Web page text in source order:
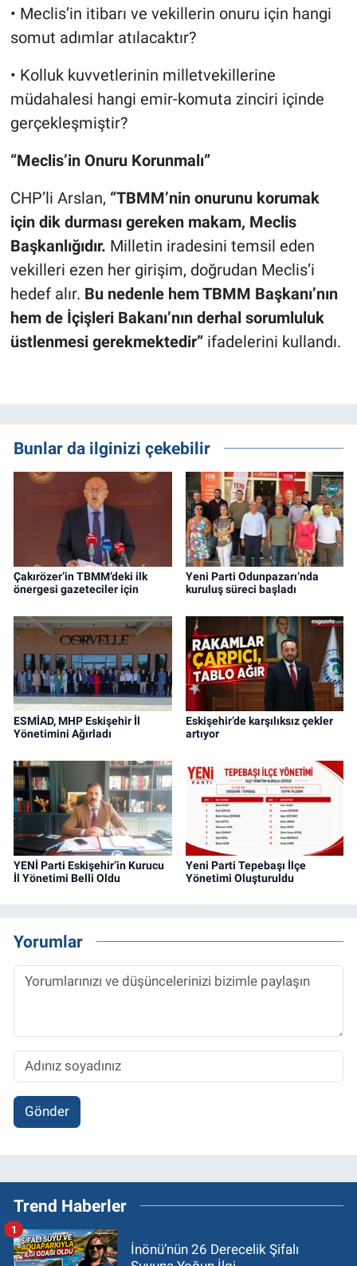
• Meclis’in itibarı ve vekillerin onuru için hangi
somut adımlar atılacaktır?
• Kolluk kuvvetlerinin milletvekillerine
müdahalesi hangi emir-komuta zinciri içinde
gerçekleşmiştir?
“Meclis’in Onuru Korunmalı”
CHP’li Arslan, “TBMM’nin onurunu korumak
için dik durması gereken makam, Meclis
Başkanlığıdır. Milletin iradesini temsil eden
vekilleri ezen her girişim, doğrudan Meclis’i
hedef alır. Bu nedenle hem TBMM Başkanı’nın
hem de İçişleri Bakanı’nın derhal sorumluluk
üstlenmesi gerekmektedir”ifadelerini kullandı.
Bunlar da ilginizi çekebilir
Çakırözer’in TBMM’deki ilk
önergesi gazeteciler için
Yeni Parti Odunpazarı’nda
kuruluş süreci başladı
ESMİAD, MHP Eskişehir İl
Yönetimini Ağırladı
Eskişehir’de karşılıksız çekler
artıyor
YENİ Parti Eskişehir’in Kurucu
İl Yönetimi Belli Oldu
Yeni Parti Tepebaşı İlçe
Yönetimi Oluşturuldu
Yorumlar
Gönder
Trend Haberler
İnönü’nün 26 Derecelik Şifalı
1